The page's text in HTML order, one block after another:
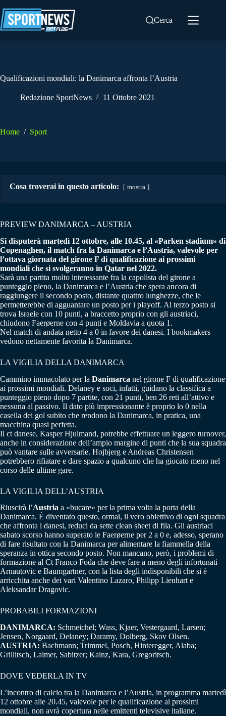
al
contenuto
Cerca
Qualificazioni mondiali: la Danimarca affronta l’Austria
Redazione SportNews 11 Ottobre 2021
Home / Sport
Cosa troverai in questo articolo: mostra
PREVIEW DANIMARCA – AUSTRIA
Si disputerà martedì 12 ottobre, alle 10.45, al «Parken stadium» di
Copenaghen, il match fra la Danimarca e l’Austria, valevole per
l’ottava giornata del girone F di qualificazione ai prossimi
mondiali che si svolgeranno in Qatar nel 2022.
Sarà una partita molto interessante fra la capolista del girone a
punteggio pieno, la Danimarca e l’Austria che spera ancora di
raggiungere il secondo posto, distante quattro lunghezze, che le
permetterebbe di agguantare un posto per i playoff. Al terzo posto si
trova Israele con 10 punti, a braccetto proprio con gli austriaci,
chiudono Faerøerne con 4 punti e Moldavia a quota 1.
Nel match di andata netto 4 a 0 in favore dei danesi. I bookmakers
vedono nettamente favorita la Danimarca.
LA VIGILIA DELLA DANIMARCA
Cammino immacolato per la Danimarca nel girone F di qualificazione
ai prossimi mondiali. Delaney e soci, infatti, guidano la classifica a
punteggio pieno dopo 7 partite, con 21 punti, ben 26 reti all’attivo e
nessuna al passivo. Il dato più impressionante è proprio lo 0 nella
casella dei gol subito che rendono la Danimarca, in pratica, una
macchina quasi perfetta.
Il ct danese, Kasper Hjulmand, potrebbe effettuare un leggero turnover,
anche in considerazione dell’ampio margine di punti che la sua squadra
può vantare sulle avversarie. Hojbjerg e Andreas Christensen
potrebbero rifiatare e dare spazio a qualcuno che ha giocato meno nel
corso delle ultime gare.
LA VIGILIA DELL’AUSTRIA
Riuscirà l’Austria a «bucare» per la prima volta la porta della
Danimarca. È diventato questo, ormai, il vero obiettivo di ogni squadra
che affronta i danesi, reduci da sette clean sheet di fila. Gli austriaci
sabato scorso hanno superato le Faerøerne per 2 a 0 e, adesso, sperano
di fare risultato con la Danimarca per alimentare la fiammella della
speranza in ottica secondo posto. Non mancano, però, i problemi di
formazione al Ct Franco Foda che deve fare a meno degli infortunati
Arnautovic e Baumgartner, con la lista degli indisponibili che si è
arricchita anche dei vari Valentino Lazaro, Philipp Lienhart e
Aleksandar Dragovic.
PROBABILI FORMAZIONI
DANIMARCA: Schmeichel; Wass, Kjaer, Vestergaard, Larsen;
Jensen, Norgaard, Delaney; Daramy, Dolberg, Skov Olsen.
AUSTRIA: Bachmann; Trimmel, Posch, Hinteregger, Alaba;
Grillitsch, Laimer, Sabitzer; Kainz, Kara, Gregoritsch.
DOVE VEDERLA IN TV
L’incontro di calcio tra la Danimarca e l’Austria, in programma martedì
12 ottobre alle 20.45, valevole per le qualificazione ai prossimi
mondiali, non avrà copertura nelle emittenti televisive italiane.